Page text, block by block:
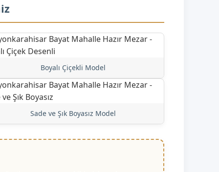
Boyalı Çiçekli Model
Sade ve Şık Boyasız Model